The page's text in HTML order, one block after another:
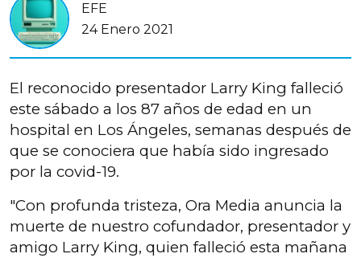
EFE
24 Enero 2021
El reconocido presentador Larry King falleció
este sábado a los 87 años de edad en un
hospital en Los Ángeles, semanas después de
que se conociera que había sido ingresado
por la covid-19.
"Con profunda tristeza, Ora Media anuncia la
muerte de nuestro cofundador, presentador y
amigo Larry King, quien falleció esta mañana